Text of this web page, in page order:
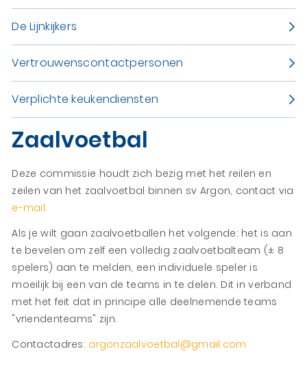
De Lijnkijkers
Vertrouwenscontactpersonen
Verplichte keukendiensten
Zaalvoetbal
Deze commissie houdt zich bezig met het reilen en
zeilen van het zaalvoetbal binnen sv Argon, contact via
e-mail.
Als je wilt gaan zaalvoetballen het volgende: het is aan
te bevelen om zelf een volledig zaalvoetbalteam (± 8
spelers) aan te melden, een individuele speler is
moeilijk bij een van de teams in te delen. Dit in verband
met het feit dat in principe alle deelnemende teams
"vriendenteams" zijn.
Contactadres: argonzaalvoetbal@gmail.com